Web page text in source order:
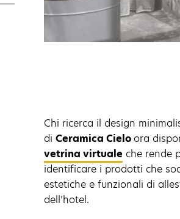
Chi ricerca il design
di Ceramica Cieloora
vetrina virtuale che rende
identificare i prodotti che
estetiche e funzionali di
dell’hotel.